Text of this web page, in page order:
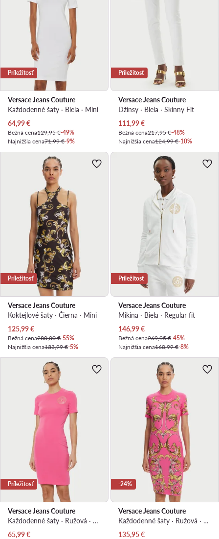
Príležitosť
Versace Jeans Couture
Každodenné šaty · Biela · Mini
Aktuálna cena
64,99€
Bežná cena129,95 €-49%
Najnižšia cena71,99 €-9%
Príležitosť
Versace Jeans Couture
Džínsy · Biela · Skinny Fit
Aktuálna cena
111,99€
Bežná cena217,95 €-48%
Najnižšia cena124,99 €-10%
Príležitosť
Versace Jeans Couture
Koktejlové šaty · Čierna · Mini
Aktuálna cena
125,99€
Bežná cena280,00 €-55%
Najnižšia cena133,99 €-5%
Príležitosť
Versace Jeans Couture
Mikina · Biela · Regular fit
Aktuálna cena
146,99€
Bežná cena269,95 €-45%
Najnižšia cena160,99 €-8%
Príležitosť
Versace Jeans Couture
Každodenné šaty · Ružová · Mini
Aktuálna cena
65,99€
-24%
Versace Jeans Couture
Každodenné šaty · Ružová · Mini
Aktuálna cena
135,95€